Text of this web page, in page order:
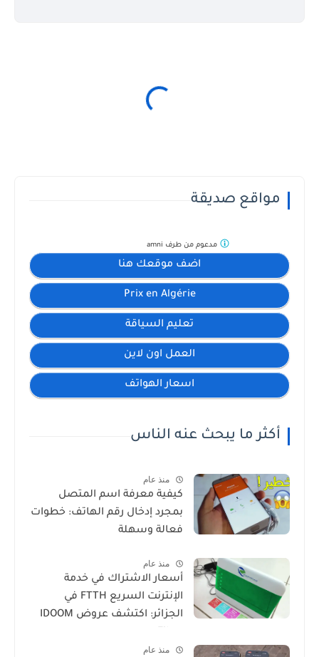
مواقع صديقة
اضف موقعك هنا
Prix en Algérie
تعليم السياقة
العمل اون لاين
اسعار الهواتف
مدعوم من طرف amni
أكثر ما يبحث عنه الناس
منذ عام
كيفية معرفة اسم المتصل
بمجرد إدخال رقم الهاتف: خطوات
فعالة وسهلة
منذ عام
أسعار الاشتراك في خدمة
الإنترنت السريع FTTH في
الجزائر: اكتشف عروض IDOOM
منذ عام